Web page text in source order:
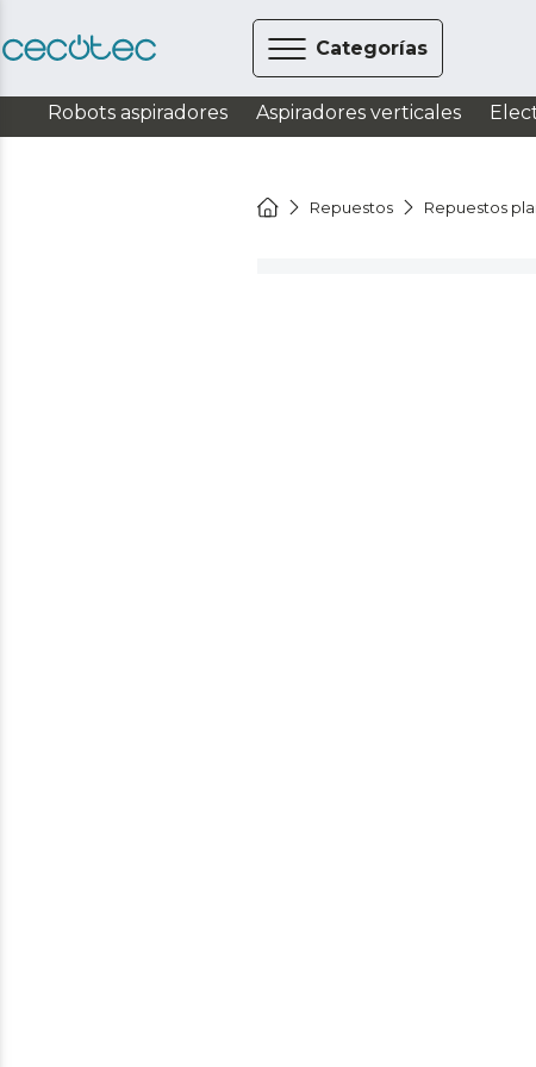
Categorías
Robots aspiradores Aspiradores verticales
Repuestos Repuestos